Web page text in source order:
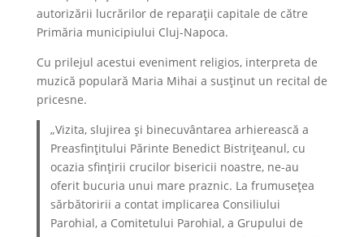
autorizării lucrărilor de reparații capitale de către
Primăria municipiului Cluj-Napoca.
Cu prilejul acestui eveniment religios, interpreta de
muzică populară Maria Mihai a susținut un recital de
pricesne.
„Vizita, slujirea și binecuvântarea arhierească a
Preasfințitului Părinte Benedict Bistrițeanul, cu
ocazia sfințirii crucilor bisericii noastre, ne-au
oferit bucuria unui mare praznic. La frumusețea
sărbătoririi a contat implicarea Consiliului
Parohial, a Comitetului Parohial, a Grupului de